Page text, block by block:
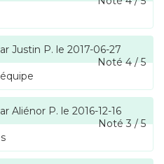
Justin P. le 2017-06-27
Noté4/5
Aliénor P. le 2016-12-16
Noté3/5